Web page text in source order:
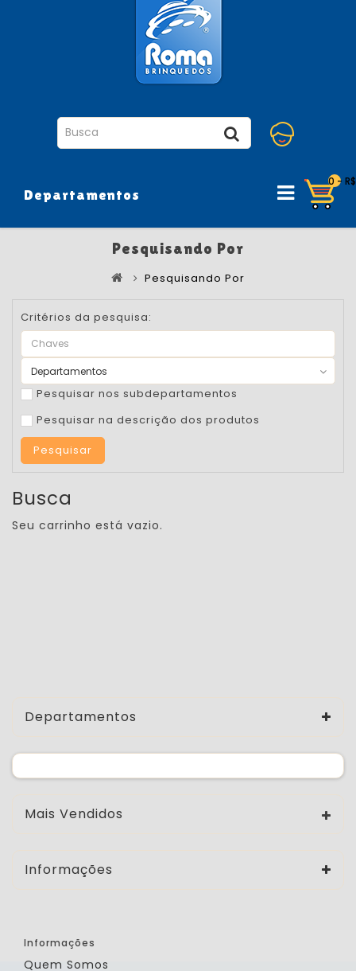
0 -
Departamentos
Pesquisando Por
Pesquisando Por
Critérios da pesquisa:
Pesquisar nos subdepartamentos
Pesquisar na descrição dos produtos
Busca
Seu carrinho está vazio.
Departamentos
Mais Vendidos
Informações
Informações
Quem Somos